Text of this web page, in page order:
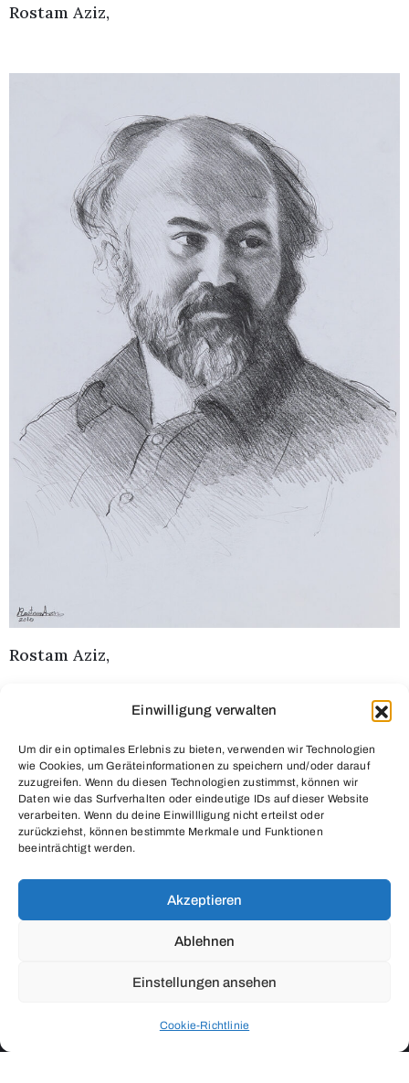
Einwilligung verwalten
Um dir ein optimales Erlebnis zu bieten, verwenden wir Technologien
wie Cookies, um Geräteinformationen zu speichern und/oder darauf
zuzugreifen. Wenn du diesen Technologien zustimmst, können wir
Daten wie das Surfverhalten oder eindeutige IDs auf dieser Website
verarbeiten. Wenn du deine Einwillligung nicht erteilst oder
zurückziehst, können bestimmte Merkmale und Funktionen
beeinträchtigt werden.
Akzeptieren
Ablehnen
Einstellungen ansehen
Cookie-Richtlinie
Rostam Aziz,
Rostam Aziz,
Grimmelshausengasse 10 / Ecke Neulinggasse
1030 Wien – Österreich
Öffnungszeiten nach Vereinbarung